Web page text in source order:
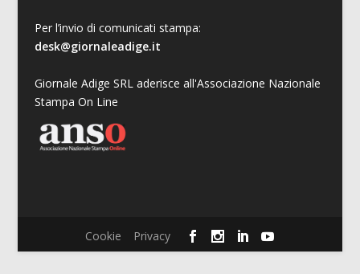
Per l’invio di comunicati stampa:
desk@giornaleadige.it
Giornale Adige SRL aderisce all'Associazione Nazionale
Stampa On Line
Cookie Privacy